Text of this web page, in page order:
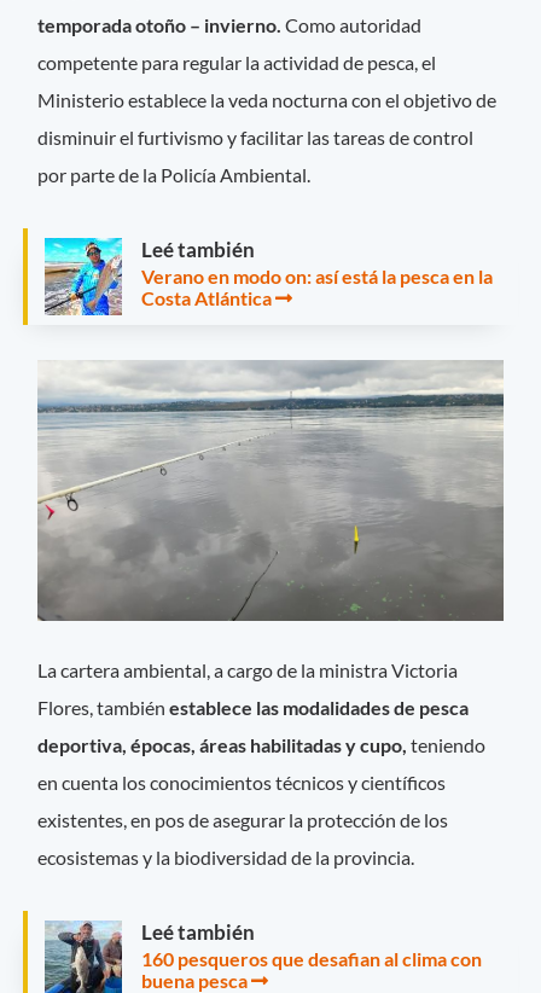
temporada otoño – invierno. Como autoridad
competente para regular la actividad de pesca, el
Ministerio establece la veda nocturna con el objetivo de
disminuir el furtivismo y facilitar las tareas de control
por parte de la Policía Ambiental.
Leé también
Verano en modo on: así está la pesca en la
Costa Atlántica
La cartera ambiental, a cargo de la ministra Victoria
Flores, tambiénestablece las modalidades de pesca
deportiva, épocas, áreas habilitadas y cupo,teniendo
en cuenta los conocimientos técnicos y científicos
existentes, en pos de asegurar la protección de los
ecosistemas y la biodiversidad de la provincia.
Leé también
160 pesqueros que desafian al clima con
buena pesca